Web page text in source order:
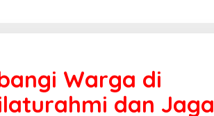
Warga di
dan Jaga